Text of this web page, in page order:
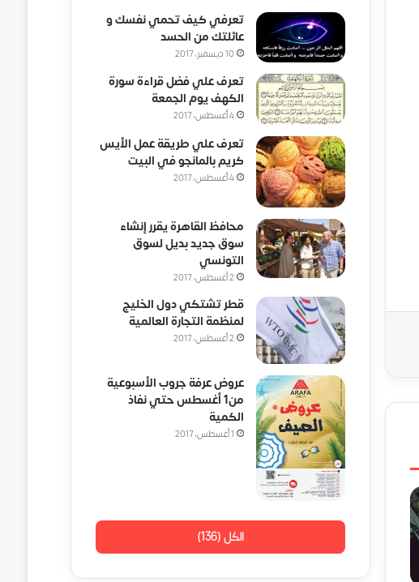
تعرفي كيف تحمي نفسك و
عائلتك من الحسد
10 ديسمبر، 2017
تعرف علي فضل قراءة سورة
الكهف يوم الجمعة
4 أغسطس، 2017
تعرف علي طريقة عمل الأيس
كريم بالمانجو في البيت
4 أغسطس، 2017
محافظ القاهرة يقرر إنشاء
سوق جديد بديل لسوق
التونسي
2 أغسطس، 2017
قطر تشتكي دول الخليج
لمنظمة التجارة العالمية
2 أغسطس، 2017
عروض عرفة جروب الأسبوعية
من1 أغسطس حتي نفاذ
الكمية
1 أغسطس، 2017
الكل (136)